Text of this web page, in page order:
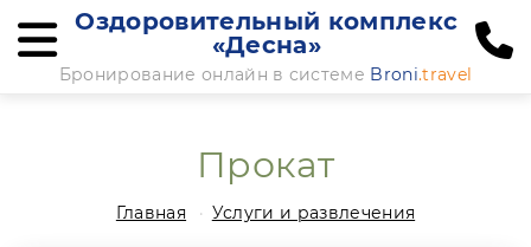
Оздоровительный комплекс
«Десна»
Бронирование онлайн в системе Broni.travel
Прокат
Главная Услуги и развлечения